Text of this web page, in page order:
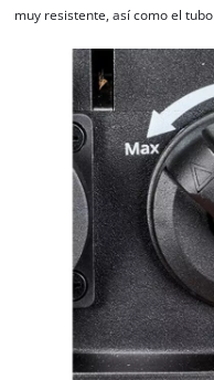
muy resistente, así como el